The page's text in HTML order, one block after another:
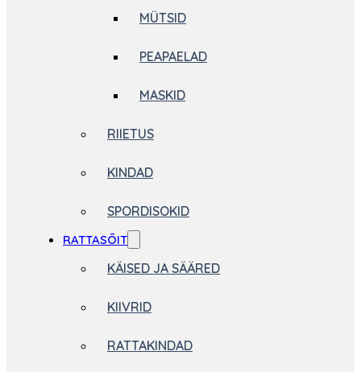
MÜTSID
PEAPAELAD
MASKID
RIIETUS
KINDAD
SPORDISOKID
RATTASÕIT
KÄISED JA SÄÄRED
KIIVRID
RATTAKINDAD